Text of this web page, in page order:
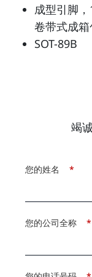
成型引脚
卷带式成箱
SOT-89B
竭
*
您的姓名
*
您的公司全称